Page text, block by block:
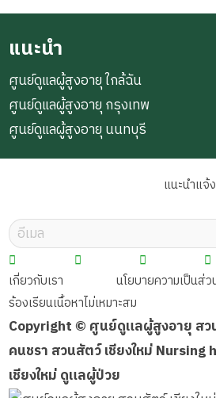
แนะนำ
ศูนย์ดูแลผู้สูงอายุ ใกล้ฉัน
ศูนย์ดูแลผู้สูงอายุ กรุงเทพ
ศูนย์ดูแลผู้สูงอายุ นนทบุรี
Copyright © ศูนย์ดูแลผู้สูงอายุ สว
คนชรา สวนสัตว์ เชียงใหม่ Nursing
เชียงใหม่ ดูแลผู้ป่วย
เกี่ยวกับเรา นโยบายความเป็นส่
ร้องเรียนเนื้อหาไม่เหมาะสม
แนะนำแจ้